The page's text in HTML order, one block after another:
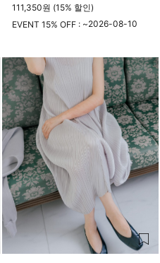
111,350원 (15% 할인)
EVENT 15% OFF : ~2026-08-10